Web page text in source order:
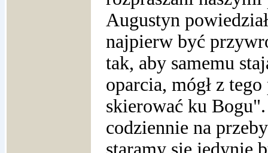
Augustyn
najpierw być
tak, aby samemu
oparcia, mógł z
skierować ku
codziennie na